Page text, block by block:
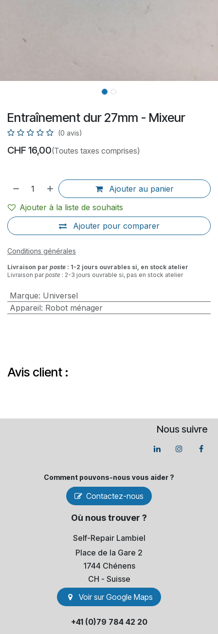
Entraînement dur 27mm - Mixeur
(0 avis)
CHF 16,00(Toutes taxes comprises)
Ajouter au panier
Ajouter pour comparer
Ajouter à la liste de souhaits
Conditions générales
Livraison par poste : 1-2 jours ouvrables si, en stock atelier
Livraison parposte : 2-3 jours ouvrable si, pas en stock atelier
Marque: Universel
Appareil: Robot ménager
Avis client :
Nous suivre
Comment pouvons-​nous vous aider ?
Contactez-nous
Où nous trouver ?
Self-Repair Lambiel
Place de la Gare 2
1744 Chénens
​CH - Suisse
Voir sur Go​​ogle Maps
+41 (0)79 784 42 20